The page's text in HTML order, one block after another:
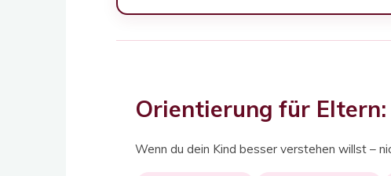
Orientierung für
Wenn du dein Kind besser verstehen willst –